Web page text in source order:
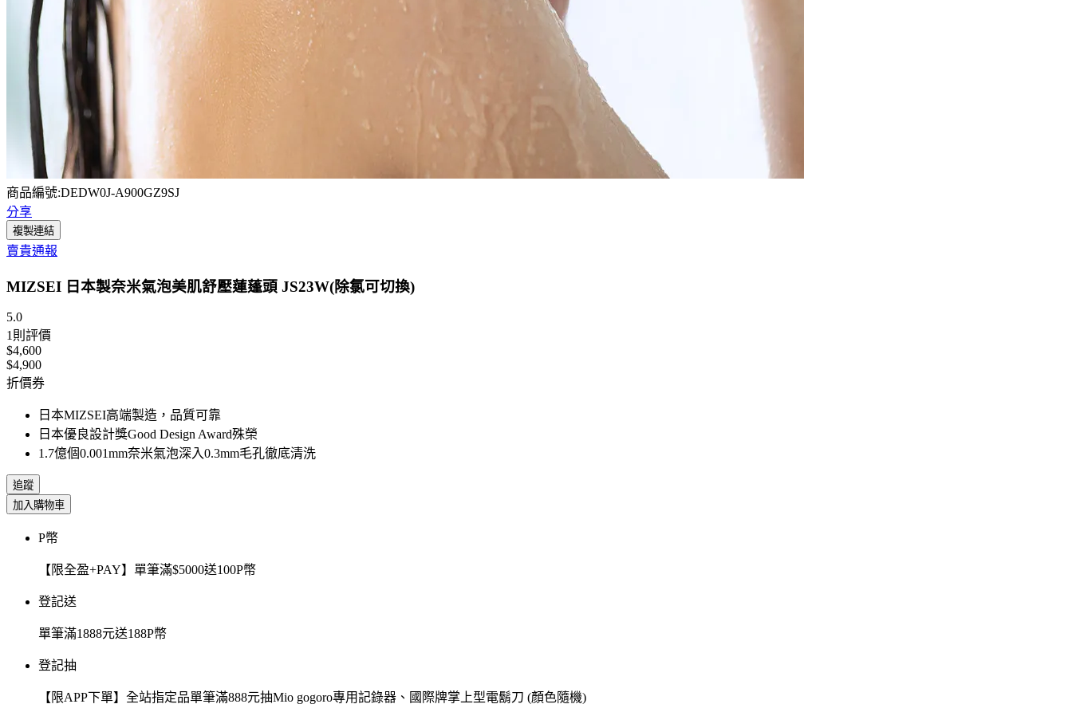
商品編號:DEDW0J-A900GZ9SJ
分享
複製連結
賣貴通報
MIZSEI 日本製奈米氣泡美肌舒壓蓮蓬頭 JS23W(除氯可切換)
5.0
1則評價
$4,600
$4,900
折價券
日本MIZSEI高端製造，品質可靠
日本優良設計獎Good Design Award殊榮
1.7億個0.001mm奈米氣泡深入0.3mm毛孔徹底清洗
追蹤
加入購物車
P幣
【限全盈+PAY】單筆滿$5000送100P幣
登記送
單筆滿1888元送188P幣
登記抽
【限APP下單】全站指定品單筆滿888元抽Mio gogoro專用記錄器、國際牌掌上型電鬍刀 (顏色隨機)